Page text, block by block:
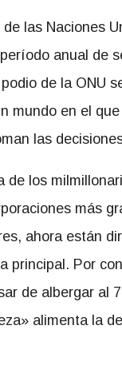
las Naciones
anual de
de la ONU
mundo en el
las
de los
más
ahora están
principal. Por
de albergar al
alimenta la